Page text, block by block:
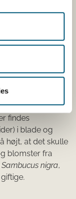
stof ødelægges
nogle naturlige
kan give
lektiner kan virke
ligner
findes
i blade og
højt, at det skulle
blomster fra
Sambucus nigra,